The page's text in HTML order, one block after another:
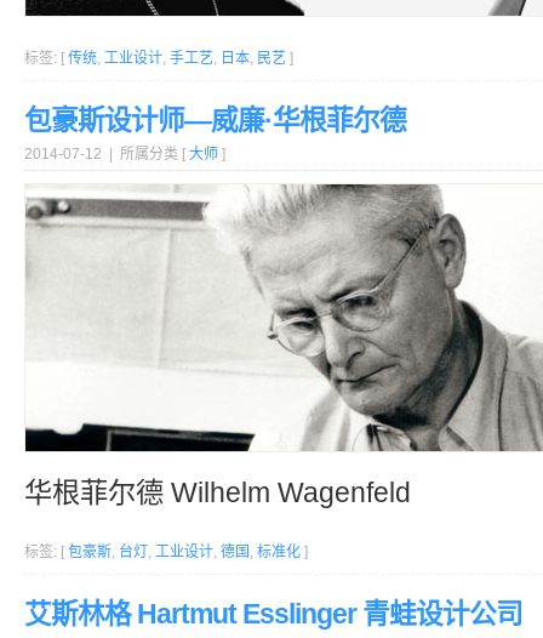
标签: [ 传统, 工业设计, 手工艺, 日本, 民艺 ]
包豪斯设计师—威廉·华根菲尔德
2014-07-12 | 所属分类 [ 大师 ]
华根菲尔德 Wilhelm Wagenfeld
标签: [ 包豪斯, 台灯 , 工业设计, 德国 , 标准化 ]
艾斯林格 Hartmut Esslinger 青蛙设计公司